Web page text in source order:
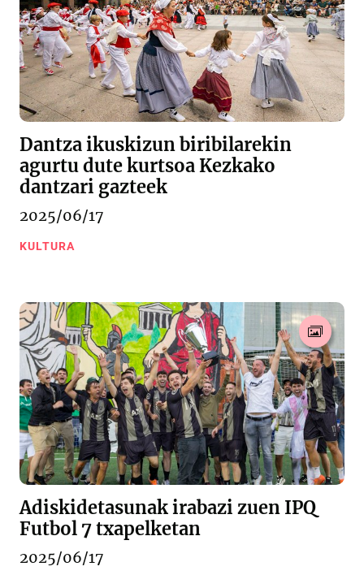
Dantza ikuskizun biribilarekin
agurtu dute kurtsoa Kezkako
dantzari gazteek
2025/06/17
KULTURA
Adiskidetasunak irabazi zuen IPQ
Futbol 7 txapelketan
2025/06/17